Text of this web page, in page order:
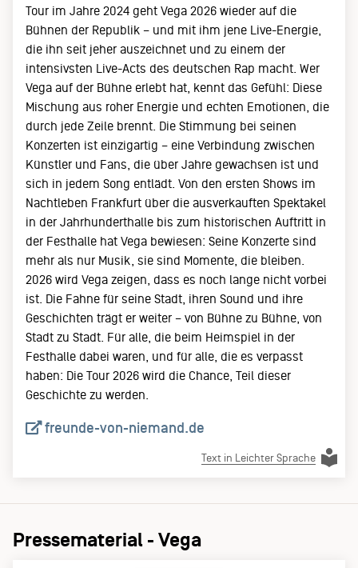
Tour im Jahre 2024 geht Vega 2026 wieder auf die
Bühnen der Republik – und mit ihm jene Live-Energie,
die ihn seit jeher auszeichnet und zu einem der
intensivsten Live-Acts des deutschen Rap macht. Wer
Vega auf der Bühne erlebt hat, kennt das Gefühl: Diese
Mischung aus roher Energie und echten Emotionen, die
durch jede Zeile brennt. Die Stimmung bei seinen
Konzerten ist einzigartig – eine Verbindung zwischen
Künstler und Fans, die über Jahre gewachsen ist und
sich in jedem Song entlädt. Von den ersten Shows im
Nachtleben Frankfurt über die ausverkauften Spektakel
in der Jahrhunderthalle bis zum historischen Auftritt in
der Festhalle hat Vega bewiesen: Seine Konzerte sind
mehr als nur Musik, sie sind Momente, die bleiben.
2026 wird Vega zeigen, dass es noch lange nicht vorbei
ist. Die Fahne für seine Stadt, ihren Sound und ihre
Geschichten trägt er weiter – von Bühne zu Bühne, von
Stadt zu Stadt. Für alle, die beim Heimspiel in der
Festhalle dabei waren, und für alle, die es verpasst
haben: Die Tour 2026 wird die Chance, Teil dieser
Geschichte zu werden.
freunde-von-niemand.de
Text in Leichter Sprache
Pressematerial - Vega